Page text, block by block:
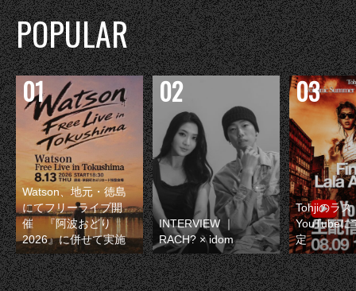
POPULAR
Watson、地元・徳島
にてフリーライブ開
催 『阿波おどり
2026』に併せて実施
INTERVIEW ｜
RACH? × idom
Tohjiのラス
YouTubeに
定